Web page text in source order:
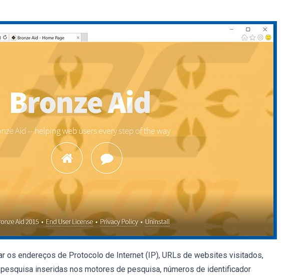
os endereços de Protocolo de Internet (IP), URLs de websites visitados,
inseridas nos motores de pesquisa, números de identificador